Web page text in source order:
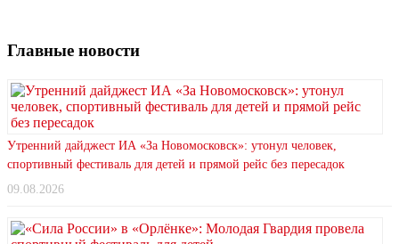
Главные новости
Утренний дайджест ИА «За Новомосковск»: утонул человек,
спортивный фестиваль для детей и прямой рейс без пересадок
09.08.2026